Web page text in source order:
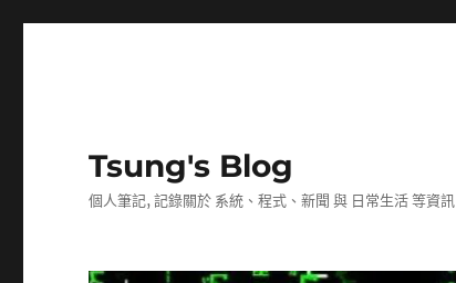
Tsung's Blog
個人筆記, 記錄關於 系統、程式、新聞 與 日常生活 等資訊